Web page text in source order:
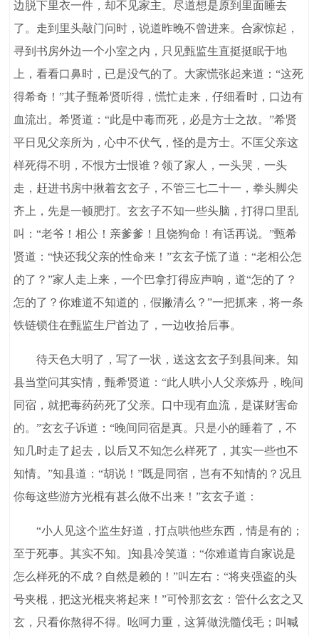
边脱下里衣一件，却不见家主。尽道想是原到里面睡去
了。走到里头敲门问时，说道昨晚不曾进来。合家惊起，
寻到书房外边一个小室之内，只见甄监生直挺挺眠于地
上，看看口鼻时，已是没气的了。大家慌张起来道：“这死
得希奇！”其子甄希贤听得，慌忙走来，仔细看时，口边有
血流出。希贤道：“此是中毒而死，必是方士之故。”希贤
平日见父亲所为，心中不伏气，怪的是方士。不匡父亲这
样死得不明，不恨方士恨谁？领了家人，一头哭，一头
走，赶进书房中揪着玄玄子，不管三七二十一，拳头脚尖
齐上，先是一顿肥打。玄玄子不知一些头脑，打得口里乱
叫：“老爷！相公！亲爹爹！且饶狗命！有话再说。”甄希
贤道：“快还我父亲的性命来！”玄玄子慌了道：“老相公怎
的了？”家人走上来，一个巴拿打得应声响，道“怎的了？
怎的了？你难道不知道的，假撇清么？”一把抓来，将一条
铁链锁住在甄监生尸首边了，一边收拾后事。
待天色大明了，写了一状，送这玄玄子到县间来。知
县当堂问其实情，甄希贤道：“此人哄小人父亲炼丹，晚间
同宿，就把毒药药死了父亲。口中现有血流，是谋财害命
的。”玄玄子诉道：“晚间同宿是真。只是小的睡着了，不
知几时走了起去，以后又不知怎么样死了，其实一些也不
知情。”知县道：“胡说！”既是同宿，岂有不知情的？况且
你每这些游方光棍有甚么做不出来！”玄玄子道：
“小人见这个监生好道，打点哄他些东西，情是有的；
至于死事。其实不知。]知县冷笑道：“你难道肯自家说是
怎么样死的不成？自然是赖的！”叫左右：“将夹强盗的头
号夹棍，把这光棍夹将起来！”可怜那玄玄：管什么玄之又
玄，只看你熬得不得。吆呵力重，这算做洗髓伐毛；叫喊